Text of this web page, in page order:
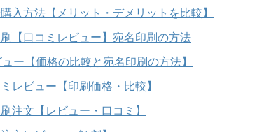
入方法【メリット・デメリットを比較】
【口コミレビュー】宛名印刷の方法
ー【価格の比較と宛名印刷の方法】
レビュー【印刷価格・比較】
注文【レビュー・口コミ】